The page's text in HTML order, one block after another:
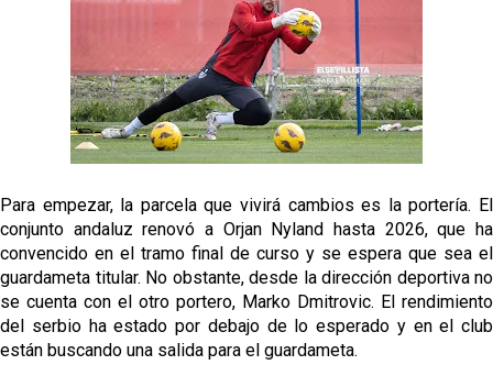
Opinión | "Carta abierta a Alberto Flores" por Rafa
El Sevilla oficializa el traspaso de Sow
Miguel Sierra: La temporada pasada se vio
reflejado que podemos tirar para delante y
trabajamos con ilusión
Diomande ya es madridista mientras Rodri agita el
mercado
Para empezar, la parcela que vivirá cambios es la portería. El
conjunto andaluz renovó a Orjan Nyland hasta 2026, que ha
convencido en el tramo final de curso y se espera que sea el
guardameta titular. No obstante, desde la dirección deportiva no
se cuenta con el otro portero, Marko Dmitrovic. El rendimiento
del serbio ha estado por debajo de lo esperado y en el club
están buscando una salida para el guardameta.